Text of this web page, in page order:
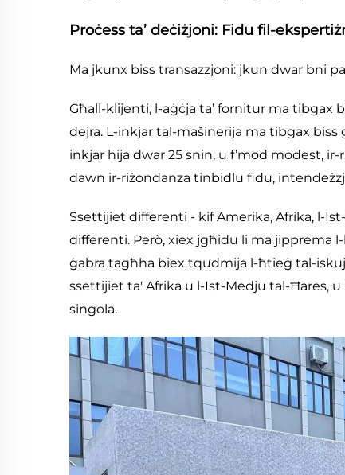
Proċess ta’ deċiżjoni: Fidu fil-
Ma jkunx biss transazzjoni: jkun dwar bni
Għall-klijenti, l-aġċja ta’ fornitur ma tibgax
dejra. L-inkjar tal-mašinerija ma tibgax
inkjar hija dwar 25 snin, u f’mod modest,
dawn ir-riżondanza tinbidlu fidu,
Ssettijiet differenti - kif Amerika, Afrika, l-
differenti. Però, xiex jgħidu li ma jipprema
ġabra tagħha biex tqudmija l-ħtieġ tal-
ssettijiet ta' Afrika u l-Ist-Medju tal-Ħares,
singola.